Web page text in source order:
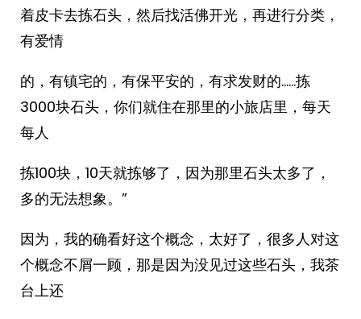
着皮卡去拣石头，然后找活佛开光，再进行分类，
有爱情
的，有镇宅的，有保平安的，有求发财的……拣
3000块石头，你们就住在那里的小旅店里，每天
每人
拣100块，10天就拣够了，因为那里石头太多了，
多的无法想象。”
因为，我的确看好这个概念，太好了，很多人对这
个概念不屑一顾，那是因为没见过这些石头，我茶
台上还